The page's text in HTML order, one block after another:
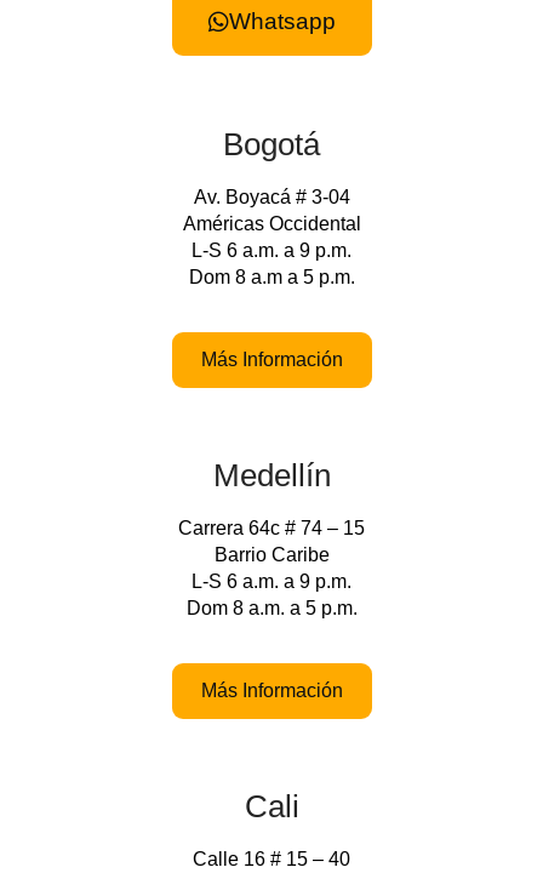
Whatsapp
Bogotá
Av. Boyacá # 3-04
Américas Occidental
L-S 6 a.m. a 9 p.m.
Dom 8 a.m a 5 p.m.
Más Información
Medellín
Carrera 64c # 74 – 15
Barrio Caribe
L-S 6 a.m. a 9 p.m.
Dom 8 a.m. a 5 p.m.
Más Información
Cali
Calle 16 # 15 – 40